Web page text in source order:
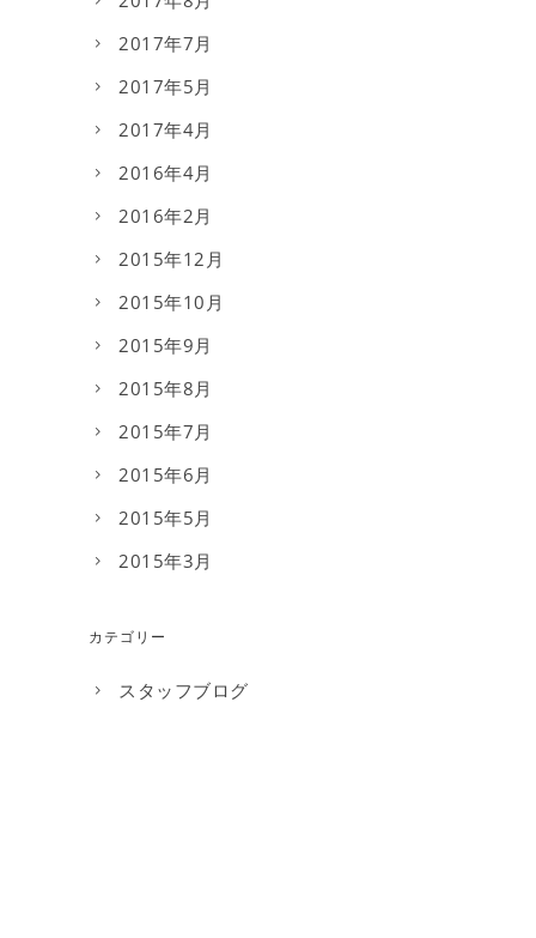
2017年7月
2017年5月
2017年4月
2016年4月
2016年2月
2015年12月
2015年10月
2015年9月
2015年8月
2015年7月
2015年6月
2015年5月
2015年3月
カテゴリー
スタッフブログ